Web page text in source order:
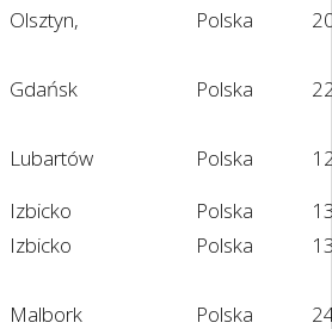
Olsztyn, Polska
Gdańsk Polska
Lubartów Polska
Izbicko Polska
Izbicko Polska
Malbork Polska